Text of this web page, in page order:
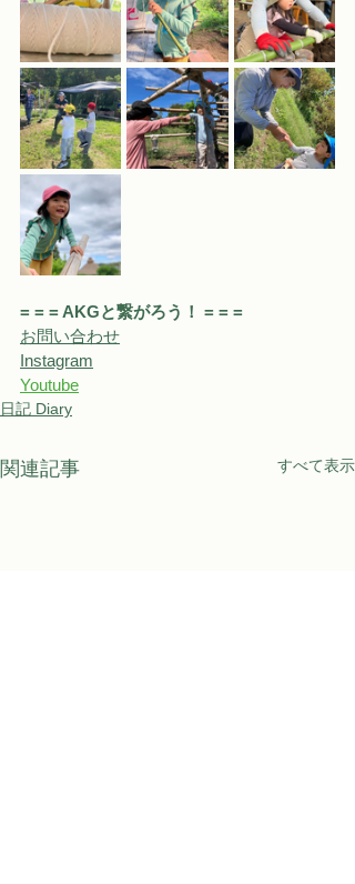
= = = AKGと繋がろう！ = = =
お問い合わせ
Instagram
Youtube
日記 Diary
関連記事 すべて表示